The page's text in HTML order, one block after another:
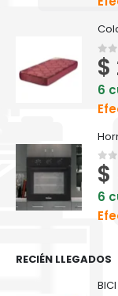
0
$
6
0
$
6
RECIÉN LLEGADOS
BICI